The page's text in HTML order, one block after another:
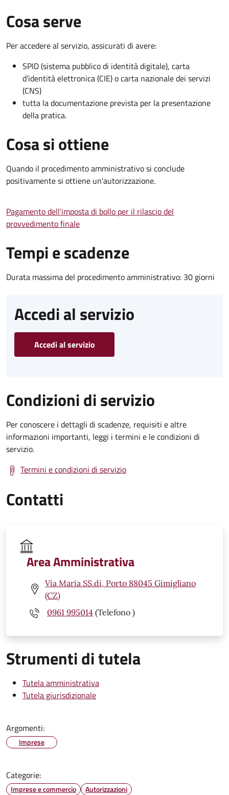
Cosa serve
Per accedere al servizio, assicurati di avere:
SPID (sistema pubblico di identità digitale), carta
d’identità elettronica (CIE) o carta nazionale dei servizi
(CNS)
tutta la documentazione prevista per la presentazione
della pratica.
Cosa si ottiene
Quando il procedimento amministrativo si conclude
positivamente si ottiene un'autorizzazione.
Pagamento dell'imposta di bollo per il rilascio del
provvedimento finale
Tempi e scadenze
Durata massima del procedimento amministrativo: 30 giorni
Accedi al servizio
Accedi al servizio
Condizioni di servizio
Per conoscere i dettagli di scadenze, requisiti e altre
informazioni importanti, leggi i termini e le condizioni di
servizio.
Termini e condizioni di servizio
Contatti
Area Amministrativa
Via Maria SS.di, Porto 88045 Gimigliano
(CZ)
0961 995014 (Telefono )
Strumenti di tutela
Tutela amministrativa
Tutela giurisdizionale
Argomenti:
Imprese
Categorie:
Imprese e commercio Autorizzazioni